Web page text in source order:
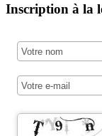
Inscription à la